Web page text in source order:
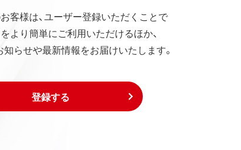
客様は、ユーザー登録いただくことで
より簡単にご利用いただけるほか、
らせや最新情報をお届けいたします。
登録する